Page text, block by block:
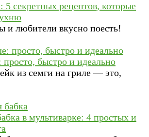
5 секретных рецептов, которые
и любители вкусно поесть!
просто, быстро и идеально
из семги на гриле — это,
в мультиварке: 4 простых и